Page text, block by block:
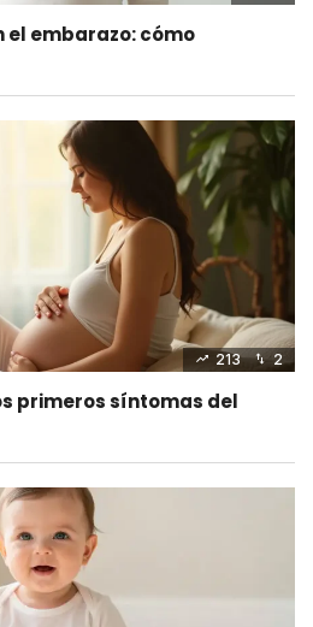
el embarazo: cómo
213 2
primeros síntomas del